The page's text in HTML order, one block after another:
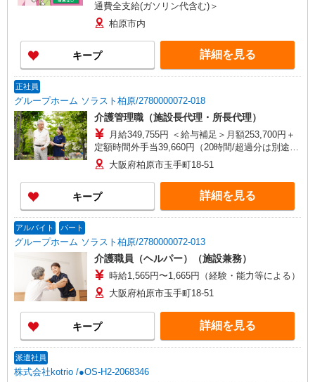
通費全支給(ガソリン代含む)＞
柏原市内
キープ 詳細を見る
正社員
グループホーム ソラスト柏原/2780000072-018
介護管理職（施設長代理・所長代理）
月給349,755円 ＜給与補足＞月額253,700円＋
定額時間外手当39,660円（20時間/超過分は別途支
給）＋夜勤5回分（56,395円）含む。※夜勤1回あ
た11,279円（深夜割増＋夜勤手当）
大阪府柏原市玉手町18-51
キープ 詳細を見る
アルバイト パート
グループホーム ソラスト柏原/2780000072-013
介護職員（ヘルパー）（施設兼務）
時給1,565円〜1,665円（経験・能力等による）
大阪府柏原市玉手町18-51
キープ 詳細を見る
派遣社員
株式会社kotrio /●OS-H2-2068346